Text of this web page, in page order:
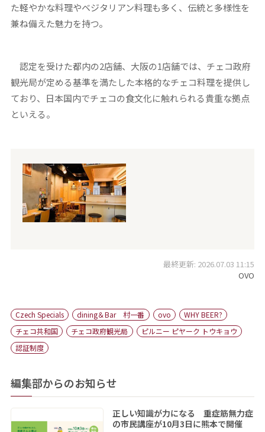
た軽やかな料理やベジタリアン料理も多く、伝統と多様性を
兼ね備えた魅力を持つ。
認定を受けた都内の2店舗、大阪の1店舗では、チェコ政府
観光局が定める基準を満たした本格的なチェコ料理を提供し
ており、日本国内でチェコの食文化に触れられる貴重な拠点
といえる。
最終更新: 2026.07.03 11:15
OVO
Czech Specials dining＆Bar 村一番 ovo
WHY BEER?
チェコ共和国
チェコ政府観光局
ピルニー ピヤーク トウキョウ
認証制度
編集部からのお知らせ
正しい知識が力になる 重症筋無力症
の市民講座が10月3日に熊本で開催